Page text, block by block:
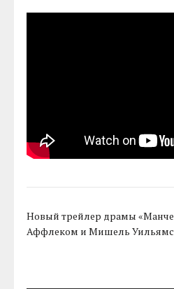
Новый трейлер драмы
Аффлеком и Мишель Уильямс